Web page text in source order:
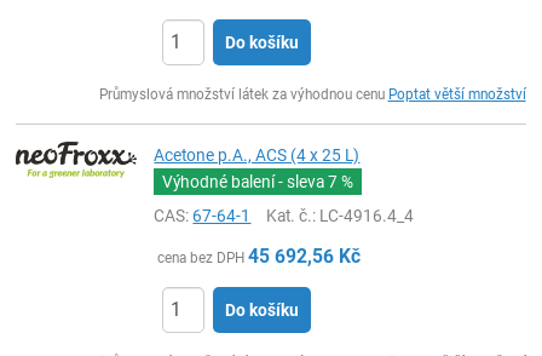
Do košíku
Průmyslová množství látek za výhodnou cenu Poptat větší množství
Acetone p.A., ACS (4 x 25 L)
Výhodné balení - sleva7 %
CAS:67-64-1 Kat. č.: LC-4916.4_4
cena bez DPH 45 692,56 Kč
Do košíku